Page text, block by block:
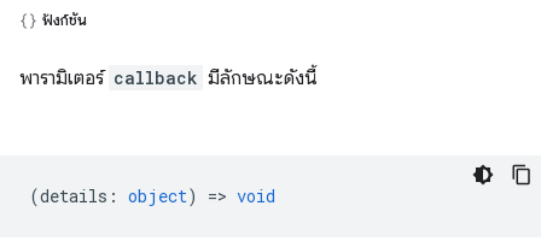
ฟังก์ชัน
พารามิเตอร์ callback มีลักษณะดังนี้
(details : object) => void